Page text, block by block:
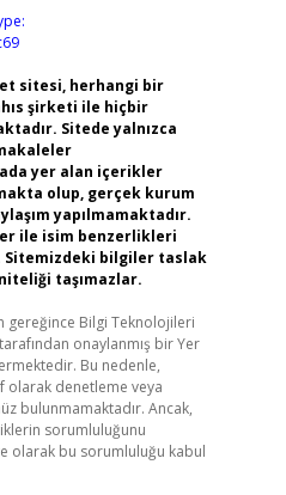
sitesi, herhangi bir
şirketi ile hiçbir
Sitede yalnızca
yer alan içerikler
olup, gerçek kurum
yapılmamaktadır.
ile isim benzerlikleri
bilgiler taslak
taşımazlar.
gereğince Bilgi Teknolojileri
onaylanmış bir Yer
Bu nedenle,
denetleme veya
bulunmamaktadır. Ancak,
sorumluluğunu
olarak bu sorumluluğu kabul